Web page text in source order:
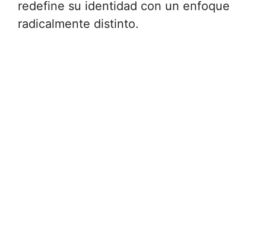
redefine su identidad con un enfoque
radicalmente distinto.